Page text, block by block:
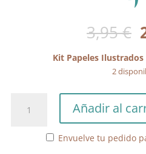
3,95€
Kit Papeles Ilustrados
2
Papeles
Añadir al
Envuelve tu pedido